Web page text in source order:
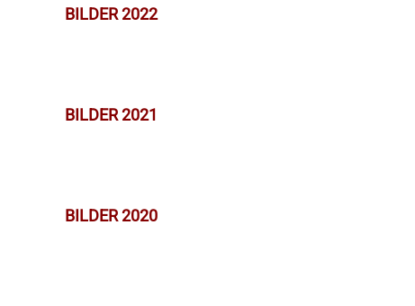
BILDER 2022
BILDER 2021
BILDER 2020